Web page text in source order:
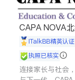
CAPA NOVA
长会iTalkBB精英认证
执照已核实
连接家长与社会